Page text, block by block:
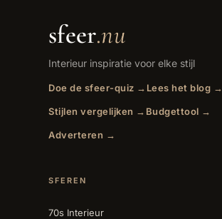
sfeer.nu
Interieur inspiratie voor elke stijl
Doe de sfeer-quiz → Lees het blog →
Stijlen vergelijken → Budgettool →
Adverteren →
SFEREN
70s Interieur